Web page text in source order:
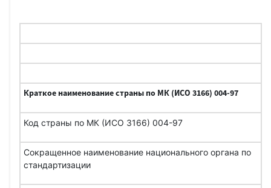
Краткое наименование страны по МК (ИСО 3166) 004-97
Код страны по МК (ИСО 3166) 004-97
Сокращенное наименование национального органа по
стандартизации